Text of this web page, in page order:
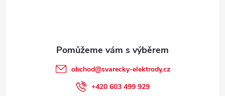
obchod@svarecky-elektrody.cz
+420 603 499 929